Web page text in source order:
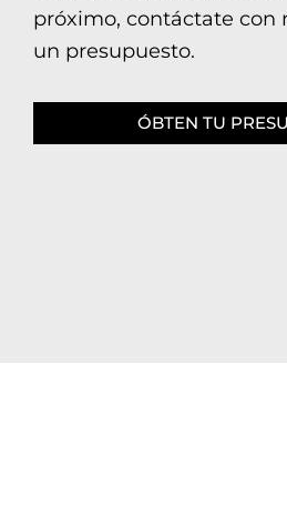
próximo, contáctate con
un presupuesto.
ÓBTEN TU